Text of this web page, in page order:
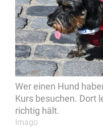
Wer einen Hund
Kurs besuchen. Dort
richtig hält.
Imago